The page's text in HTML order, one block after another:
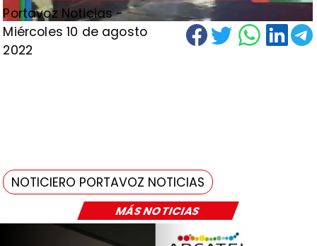
MÁS NOTICIAS
Portavoz Noticias -
Miércoles 10 de agosto
2022
NOTICIERO PORTAVOZ NOTICIAS